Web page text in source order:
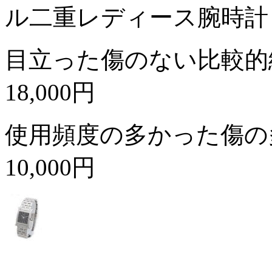
ル二重レディース腕時計
目立った傷のない比較
18,000円
使用頻度の多かった傷
10,000円